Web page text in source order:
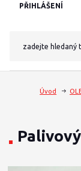
PŘIHLÁŠENÍ
Úvod